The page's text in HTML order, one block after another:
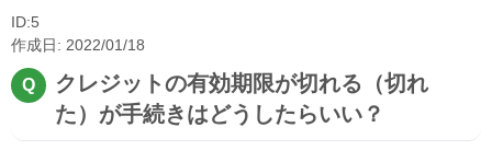
ID:5
作成日: 2022/01/18
クレジットの有効期限が切れる（切れ
た）が手続きはどうしたらいい？